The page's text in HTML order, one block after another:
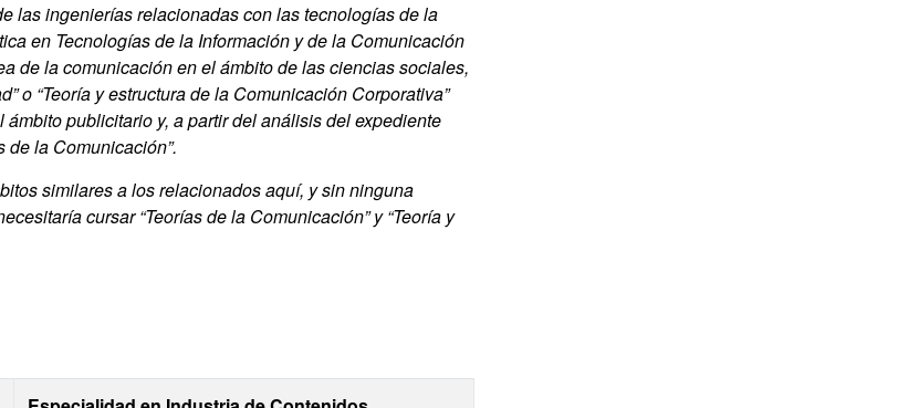
las ingenierías relacionadas con las tecnologías de la
en Tecnologías de la Información y de la Comunicación
de la comunicación en el ámbito de las ciencias sociales,
o “Teoría y estructura de la Comunicación Corporativa”
publicitario y, a partir del análisis del expediente
de la Comunicación”.
similares a los relacionados aquí, y sin ninguna
cursar “Teorías de la Comunicación” y “Teoría y